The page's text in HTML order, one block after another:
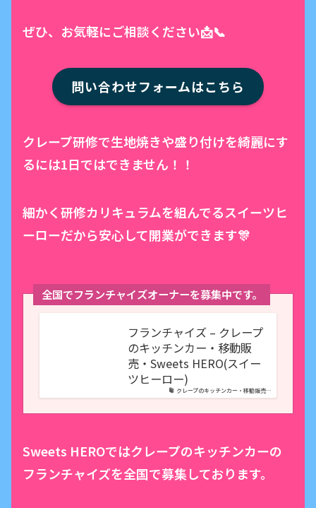
ぜひ、お気軽にご相談ください📩📞
問い合わせフォームはこちら
クレープ研修で生地焼きや盛り付けを綺麗にす
るには1日ではできません！！
細かく研修カリキュラムを組んでるスイーツヒ
ーローだから安心して開業ができます🎊
全国でフランチャイズオーナーを募集中です。
クレープのキッチンカー・移動販売…
フランチャイズ – クレープ
のキッチンカー・移動販
売・Sweets HERO(スイー
ツヒーロー)
Sweets HEROではクレープのキッチンカーの
フランチャイズを全国で募集しております。